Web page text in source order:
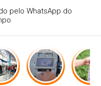
com Xuxa